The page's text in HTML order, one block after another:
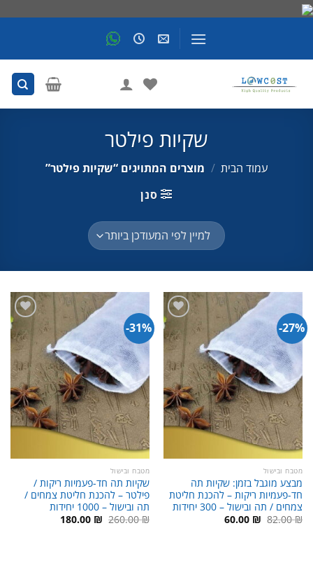
שקיות פילטר
עמוד הבית / מוצרים המתויגים “שקיות פילטר”
סנן
27%-
מטבח ובישול
מבצע מוגבל בזמן: שקיות תה
חד-פעמיות ריקות – להכנת חליטת
צמחים / תה ובישול – 300 יחידות
82.00₪ המחיר
המקורי
60.00 ₪ המחיר
31%-
מטבח ובישול
שקיות תה חד-פעמיות ריקות /
פילטר – להכנת חליטת צמחים /
תה ובישול – 1000 יחידות
260.00₪ המחיר
המקורי
180.00 ₪ המחיר